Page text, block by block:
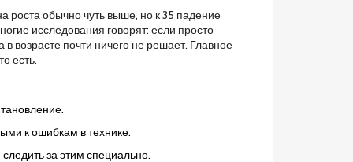
роста обычно чуть выше, но к 35 падение
исследования говорят: если просто
в возрасте почти ничего не решает. Главное
есть.
к ошибкам в технике.
за этим специально.